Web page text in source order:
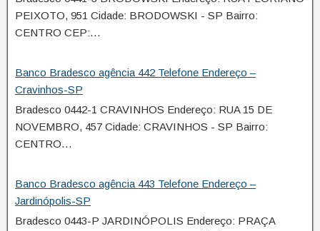
PEIXOTO, 951 Cidade: BRODOWSKI - SP Bairro:
CENTRO CEP:…
Banco Bradesco agência 442 Telefone Endereço –
Cravinhos-SP
Bradesco 0442-1 CRAVINHOS Endereço: RUA 15 DE
NOVEMBRO, 457 Cidade: CRAVINHOS - SP Bairro:
CENTRO…
Banco Bradesco agência 443 Telefone Endereço –
Jardinópolis-SP
Bradesco 0443-P JARDINÓPOLIS Endereço: PRAÇA